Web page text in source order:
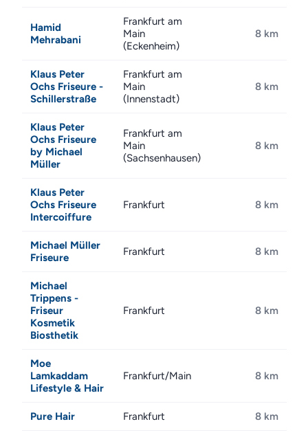
Hamid
Mehrabani
Frankfurt am
Main
(Eckenheim)
8 km
Klaus Peter
Ochs Friseure -
Schillerstraße
Frankfurt am
Main
(Innenstadt)
8 km
Klaus Peter
Ochs Friseure
by Michael
Müller
Frankfurt am
Main
(Sachsenhausen)
8 km
Klaus Peter
Ochs Friseure
Intercoiffure
Frankfurt 8 km
Michael Müller
Friseure
Frankfurt 8 km
Michael
Trippens -
Friseur
Kosmetik
Biosthetik
Frankfurt 8 km
Moe
Lamkaddam
Lifestyle & Hair
Frankfurt/Main 8 km
Pure Hair Frankfurt 8 km